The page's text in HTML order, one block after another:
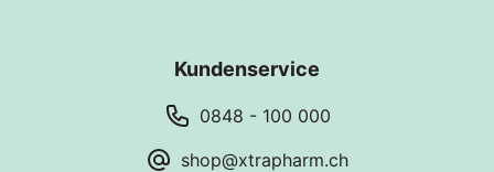
Kundenservice
0848 - 100 000
shop@xtrapharm.ch